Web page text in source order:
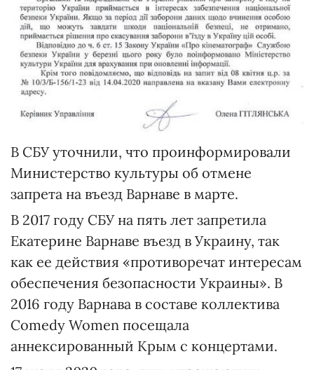
В СБУ уточнили, что проинформировали
Министерство культуры об отмене
запрета на въезд Варнаве в марте.
В 2017 году СБУ на пять лет запретила
Екатерине Варнаве въезд в Украину, так
как ее действия «противоречат интересам
обеспечения безопасности Украины». В
2016 году Варнава в составе коллектива
Comedy Women посещала
аннексированный Крым с концертами.